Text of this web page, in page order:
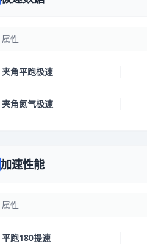
属性
夹角平跑极速
夹角氮气极速
加速性能
属性
平跑180提速